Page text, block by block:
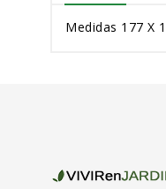
Medidas 177 X